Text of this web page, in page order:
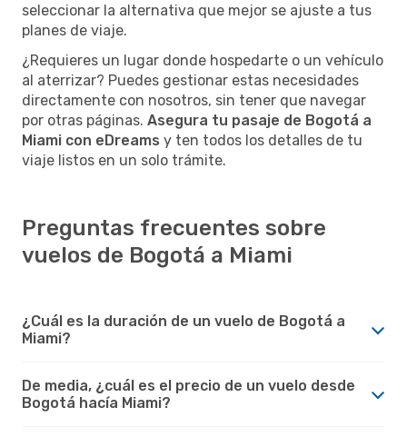
seleccionar la alternativa que mejor se ajuste a tus
planes de viaje.
¿Requieres un lugar donde hospedarte o un vehículo
al aterrizar? Puedes gestionar estas necesidades
directamente con nosotros, sin tener que navegar
por otras páginas. Asegura tu pasaje de Bogotá a
Miami con eDreams y ten todos los detalles de tu
viaje listos en un solo trámite.
Preguntas frecuentes sobre
vuelos de Bogotá a Miami
¿Cuál es la duración de un vuelo de Bogotá a
Miami?
De media, ¿cuál es el precio de un vuelo desde
Bogotá hacía Miami?